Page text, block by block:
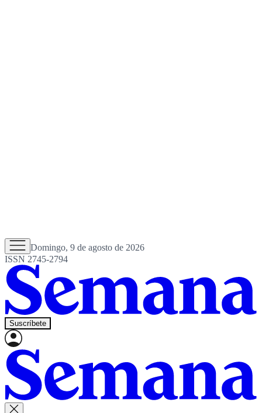
Domingo, 9 de agosto de 2026
ISSN 2745-2794
Suscríbete